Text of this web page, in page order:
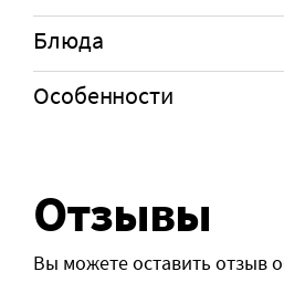
Блюда
Особенности
Отзывы
Вы можете оставить отзыв